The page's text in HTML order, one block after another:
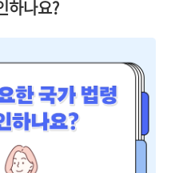
하나요?